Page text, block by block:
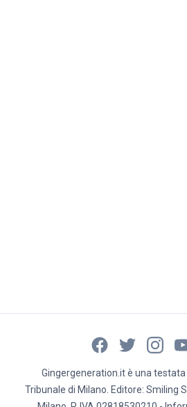
Gingergeneration.it è una
Tribunale di Milano. Editore: Smiling